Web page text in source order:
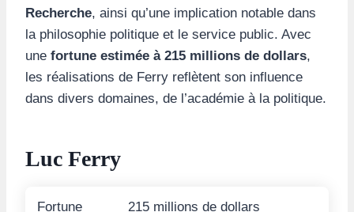
Recherche, ainsi qu’une implication notable dans
la philosophie politique et le service public. Avec
une fortune estimée à 215 millions de dollars,
les réalisations de Ferry reflètent son influence
dans divers domaines, de l’académie à la politique.
Luc Ferry
Fortune 215 millions de dollars